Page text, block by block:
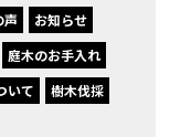
声
お知らせ
庭木のお手入れ
いて
樹木伐採